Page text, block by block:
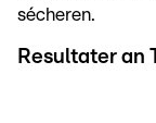
sécheren.
Resultater an